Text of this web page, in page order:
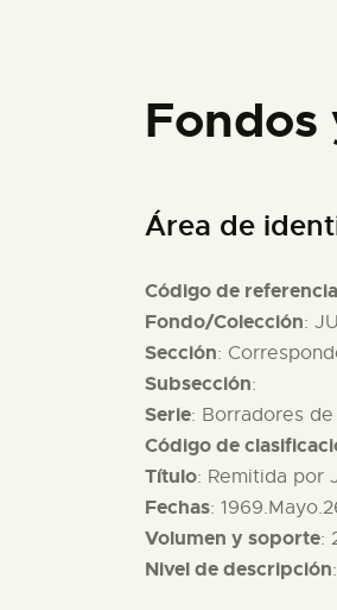
Fondos
Área de
Código de referencia
Fondo/Colección:
Sección:
Subsección:
Serie: Borradores
Código de
Título: Remitida por
Fechas:
Volumen y soporte:
Nivel de descripción